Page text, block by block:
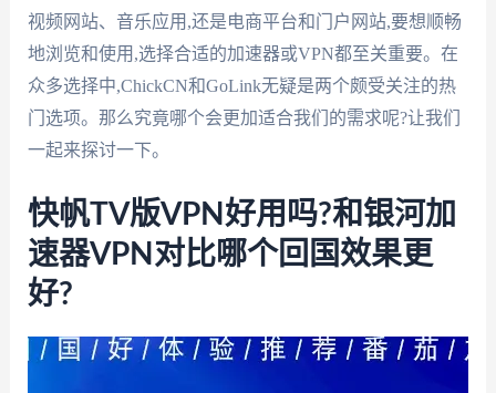
视频网站、音乐应用,还是电商平台和门户网站,要想顺畅
地浏览和使用,选择合适的加速器或VPN都至关重要。在
众多选择中,ChickCN和GoLink无疑是两个颇受关注的热
门选项。那么究竟哪个会更加适合我们的需求呢?让我们
一起来探讨一下。
快帆TV版VPN好用吗?和银河加
速器VPN对比哪个回国效果更
好?